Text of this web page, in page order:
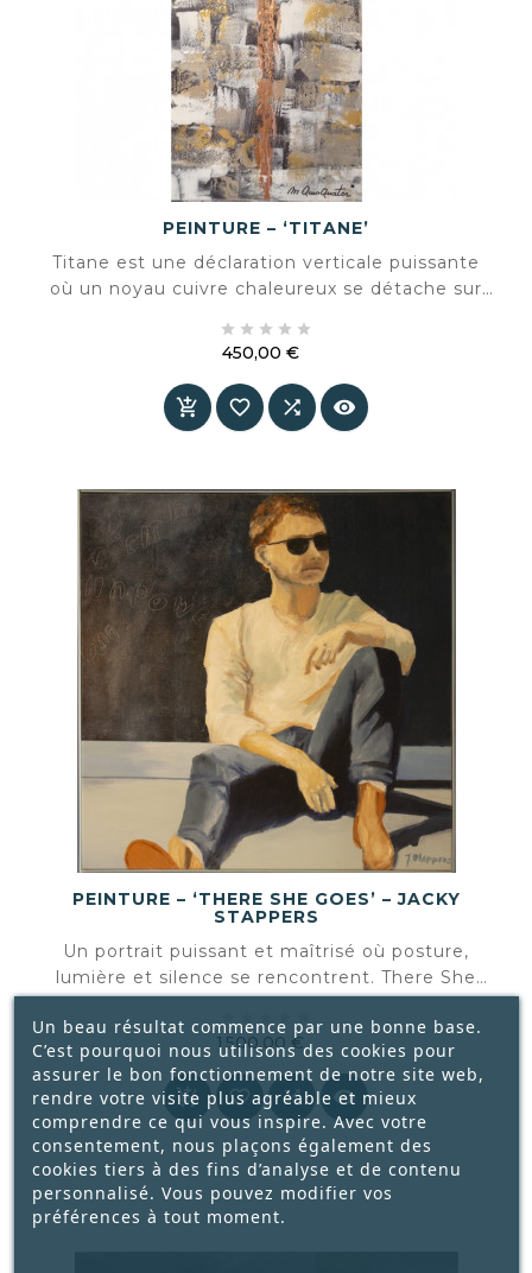
PEINTURE – ‘TITANE’
Titane est une déclaration verticale puissante
où un noyau cuivre chaleureux se détache sur
dorés subtils. Un format compact à la présence
monumentale.
    
450,00 €
   
PEINTURE – ‘THERE SHE GOES’ – JACKY
STAPPERS
Un portrait puissant et maîtrisé où posture,
lumière et silence se rencontrent. There She
Goes capture une distance intérieure
enveloppée de confiance calme.
1 500,00 €
Prix
   
Un beau résultat commence par une bonne base.
C’est pourquoi nous utilisons des cookies pour
assurer le bon fonctionnement de notre site web,
rendre votre visite plus agréable et mieux
comprendre ce qui vous inspire. Avec votre
consentement, nous plaçons également des
cookies tiers à des fins d’analyse et de contenu
personnalisé. Vous pouvez modifier vos
préférences à tout moment.